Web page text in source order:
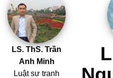
LS. ThS. Trần
Anh Minh
Luật sư tranh